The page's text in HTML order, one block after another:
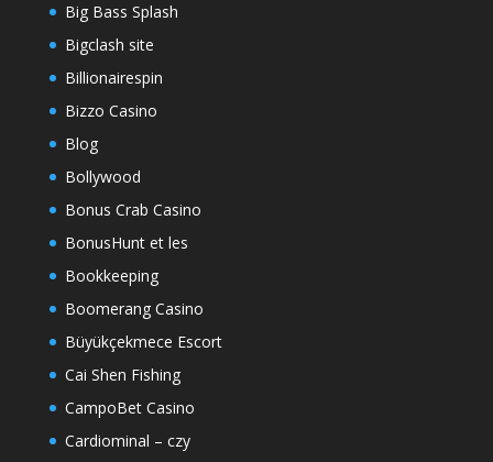
Big Bass Splash
Bigclash site
Billionairespin
Bizzo Casino
Blog
Bollywood
Bonus Crab Casino
BonusHunt et les
Bookkeeping
Boomerang Casino
Büyükçekmece Escort
Cai Shen Fishing
CampoBet Casino
Cardiominal – czy